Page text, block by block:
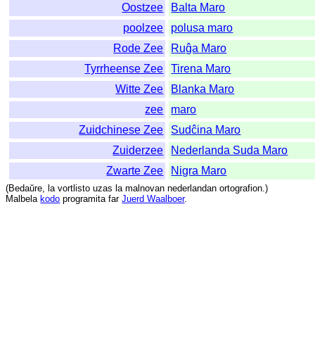
Oostzee
Balta Maro
poolzee
polusa maro
Rode Zee
Ruĝa Maro
Tyrrheense Zee
Tirena Maro
Witte Zee
Blanka Maro
zee
maro
Zuidchinese Zee
Sudĉina Maro
Zuiderzee
Nederlanda Suda Maro
Zwarte Zee
Nigra Maro
(Bedaŭre, la vortlisto uzas la malnovan nederlandan ortografion.)
Malbela kodo programita far Juerd Waalboer.